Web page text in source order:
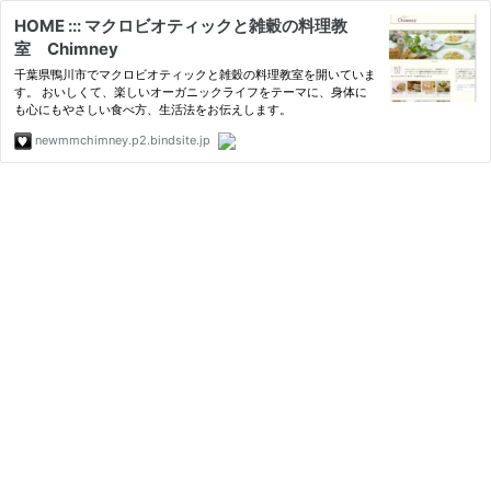
HOME ::: マクロビオティックと雑穀の料理教
室 Chimney
千葉県鴨川市でマクロビオティックと雑穀の料理教室を開いていま
す。 おいしくて、楽しいオーガニックライフをテーマに、身体に
も心にもやさしい食べ方、生活法をお伝えします。
newmmchimney.p2.bindsite.jp